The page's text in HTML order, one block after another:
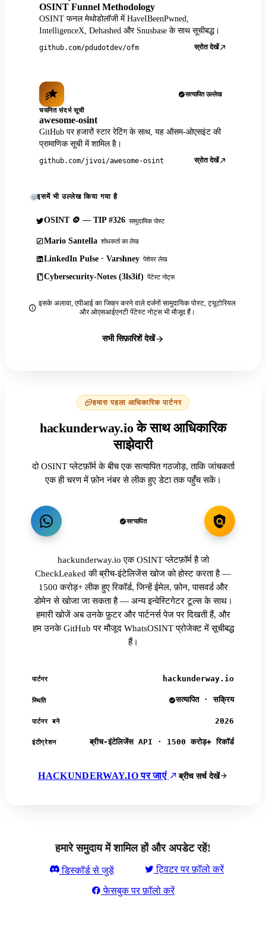
OSINT Funnel Methodology
OSINT फनल मेथोडोलॉजी में HaveIBeenPwned,
IntelligenceX, Dehashed और Snusbase के साथ सूचीबद्ध।
github.com/pdudotdev/ofm स्रोत देखें
सत्यापित उल्लेख
चयनित संदर्भ सूची
awesome-osint
GitHub पर हजारों स्टार रेटिंग के साथ, यह ऑसम-ओएसइंट की
प्रामाणिक सूची में शामिल है।
github.com/jivoi/awesome-osint स्रोत देखें
इसमें भी उल्लेख किया गया है
OSINT 🪙 — TIP #326 सामुदायिक पोस्ट
Mario Santella शोधकर्ता का लेख
LinkedIn Pulse · Varshney पेशेवर लेख
Cybersecurity-Notes (3ls3if) पेंटेस्ट नोट्स
इसके अलावा, एपीआई का जिक्र करने वाले दर्जनों सामुदायिक पोस्ट, ट्यूटोरियल
और ओएसआईएनटी पेंटेस्ट नोट्स भी मौजूद हैं।
सभी सिफ़ारिशें देखें
हमारा पहला आधिकारिक पार्टनर
hackunderway.io के साथ आधिकारिक
साझेदारी
दो OSINT प्लेटफ़ॉर्म के बीच एक सत्यापित गठजोड़, ताकि जांचकर्ता
एक ही चरण में फ़ोन नंबर से लीक हुए डेटा तक पहुँच सकें।
सत्यापित
hackunderway.io एक OSINT प्लेटफ़ॉर्म है जो
CheckLeaked की ब्रीच-इंटेलिजेंस खोज को होस्ट करता है —
1500 करोड़+ लीक हुए रिकॉर्ड, जिन्हें ईमेल, फ़ोन, पासवर्ड और
डोमेन से खोजा जा सकता है — अन्य इन्वेस्टिगेटर टूल्स के साथ।
हमारी खोजें अब उनके फ़ुटर और पार्टनर्स पेज पर दिखती हैं, और
हम उनके GitHub पर मौजूद WhatsOSINT प्रोजेक्ट में सूचीबद्ध
हैं।
पार्टनर hackunderway.io
स्थिति सत्यापित · सक्रिय
पार्टनर बने 2026
इंटीग्रेशन ब्रीच-इंटेलिजेंस API · 1500 करोड़+ रिकॉर्ड
HACKUNDERWAY.IO पर जाएं ब्रीच सर्च देखें
हमारे समुदाय में शामिल हों और अपडेट रहें!
डिस्कॉर्ड से जुड़ें ट्विटर पर फ़ॉलो करें
फेसबुक पर फ़ॉलो करें